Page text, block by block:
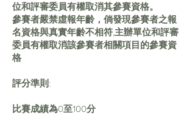
位和評審委員有權取消其參賽資格。
參賽者嚴禁虛報年齡，倘發現參賽者之報
名資格與真實年齡不相符,主辦單位和評審
委員有權取消該參賽者相關項目的參賽資
格
評分準則:
比賽成績為0至100分